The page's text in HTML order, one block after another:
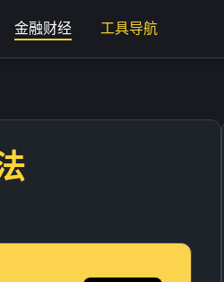
金融财经 工具导航